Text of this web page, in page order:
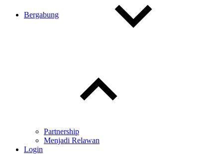
Bergabung
Partnership
Menjadi Relawan
Login